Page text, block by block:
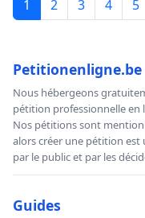
1 2 3 4 5
Petitionenligne.be
Nous hébergeons
pétition professionnelle en
Nos pétitions sont
alors créer une pétition est
par le public et par les
Guides